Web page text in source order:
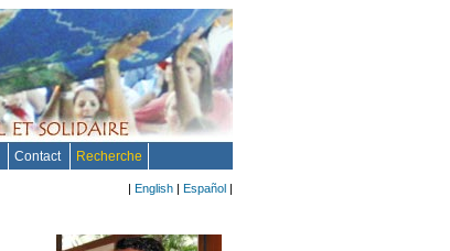
Contact Recherche
| English | Español |